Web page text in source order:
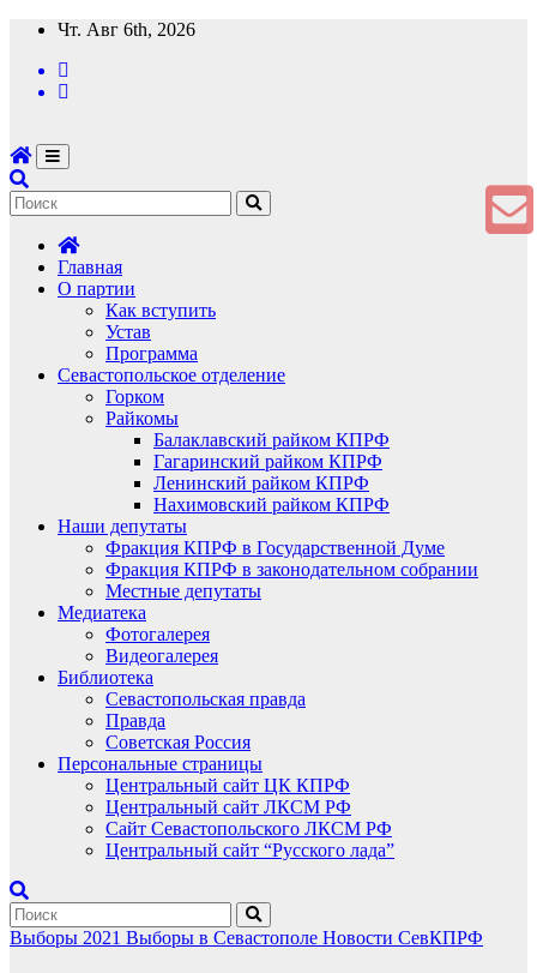
Перейти
содержимому
Чт. Авг 6th, 2026
Главная
О партии
Как вступить
Устав
Программа
Севастопольское отделение
Горком
Райкомы
Балаклавский райком КПРФ
Гагаринский райком КПРФ
Ленинский райком КПРФ
Нахимовский райком КПРФ
Наши депутаты
Фракция КПРФ в Государственной Думе
Фракция КПРФ в законодательном собрании
Местные депутаты
Медиатека
Фотогалерея
Видеогалерея
Библиотека
Севастопольская правда
Правда
Советская Россия
Персональные страницы
Центральный сайт ЦК КПРФ
Центральный сайт ЛКСМ РФ
Сайт Севастопольского ЛКСМ РФ
Центральный сайт “Русского лада”
Выборы 2021 Выборы в Севастополе Новости СевКПРФ